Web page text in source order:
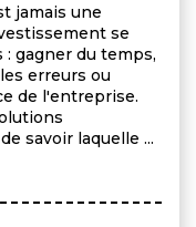
jamais une
se
gagner du temps,
erreurs ou
de l'entreprise.
savoir laquelle ...